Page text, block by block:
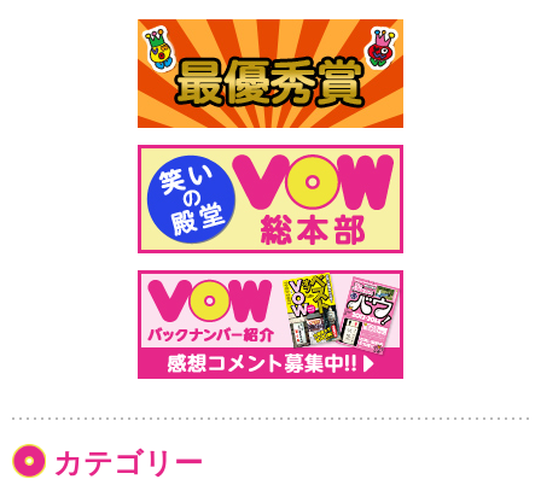
カテゴリー